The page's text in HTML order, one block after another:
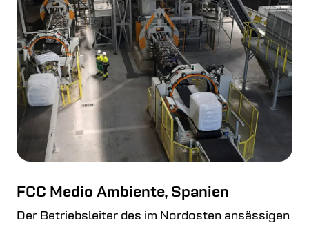
FCC Medio Ambiente, Spanien
Der Betriebsleiter des im Nordosten ansässigen